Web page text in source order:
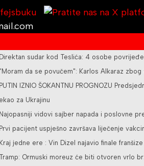
Direktan sudar kod Teslića: 4 osobe
"Moram da se povučem": Karlos Alkaraz
PUTIN IZNIO ŠOKANTNU PROGNOZU
za Ukrajinu
Najopasniji vidovi sajber napada i poslovne
Prvi pacijent uspješno završava liječenje
Kraj jedne ere : Vin Dizel najavio finale
Tramp: Ormuski moreuz će biti otvoren vrlo